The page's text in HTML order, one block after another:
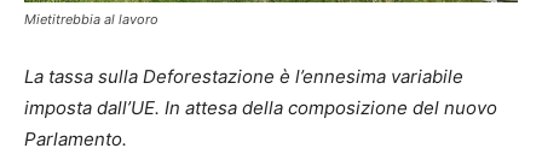
Mietitrebbia al lavoro
La tassa sulla Deforestazione è l’ennesima variabile
imposta dall’UE. In attesa della composizione del nuovo
Parlamento.